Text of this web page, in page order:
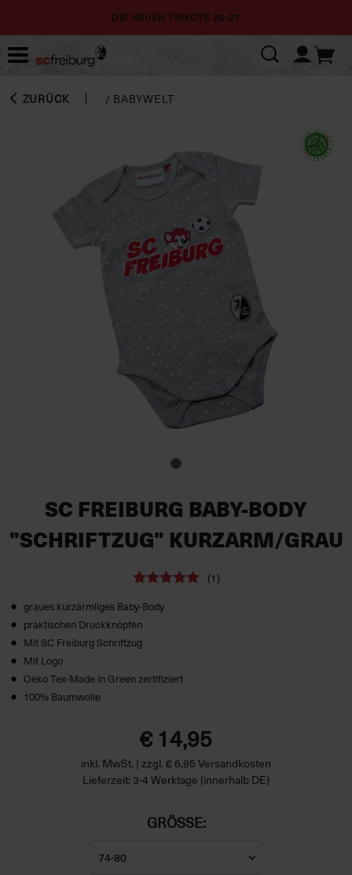
DIE NEUEN TRIKOTS 26-27
ZURÜCK / BABYWELT
SC FREIBURG BABY-BODY
"SCHRIFTZUG" KURZARM/GRAU
(1)
graues kurzärmliges Baby-Body
praktischen Druckknöpfen
Mit SC Freiburg Schriftzug
Mit Logo
Oeko Tex-Made in Green zertifiziert
100% Baumwolle
€ 14,95
inkl. MwSt. | zzgl. € 6,95 Versandkosten
Lieferzeit: 3-4 Werktage (innerhalb DE)
GRÖSSE: